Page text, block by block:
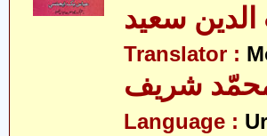
سعید
Translator :
محمّد شریف
Language :